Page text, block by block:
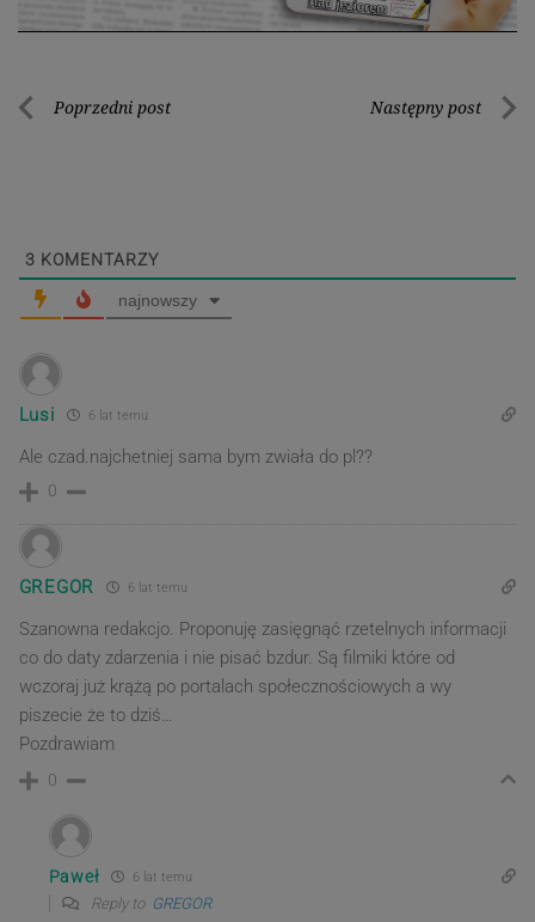
Nawigacja
Poprzedni post Następny post
3 KOMENTARZY
najnowszy
Lusi 6 lat temu
Ale czad.najchetniej sama bym zwiała do pl??
0
GREGOR 6 lat temu
Szanowna redakcjo. Proponuję zasięgnąć rzetelnych informacji
co do daty zdarzenia i nie pisać bzdur. Są filmiki które od
wczoraj już krążą po portalach społecznościowych a wy
piszecie że to dziś…
Pozdrawiam
0
Paweł 6 lat temu
Reply to GREGOR